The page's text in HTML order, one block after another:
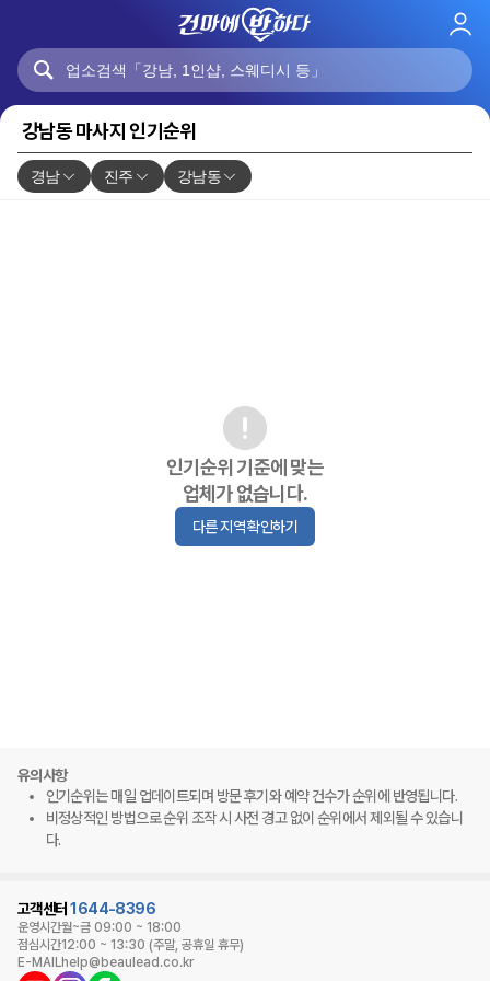
로
강남동 마사지 인기순위
경남 진주 강남동
인기순위 기준에 맞는
업체가 없습니다.
다른 지역 확인하기
유의사항
인기순위는 매일 업데이트되며 방문 후기와 예약 건수가 순위에 반영됩니다.
비정상적인 방법으로 순위 조작 시 사전 경고 없이 순위에서 제외될 수 있습니
다.
고객센터 1644-8396
운영시간월~금 09:00 ~ 18:00
점심시간12:00 ~ 13:30 (주말, 공휴일 휴무)
E-MAILhelp@beaulead.co.kr